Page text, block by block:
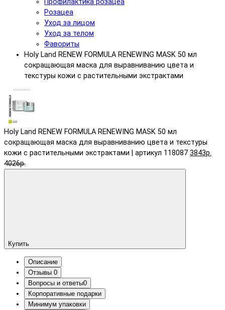
Профилактика розацеа
Розацеа
Уход за лицом
Уход за телом
Фавориты
Holy Land RENEW FORMULA RENEWING MASK 50 мл
сокращающая маска для выравниванию цвета и
текстуры кожи с растительными экстрактами
Holy Land RENEW FORMULA RENEWING MASK 50 мл
сокращающая маска для выравниванию цвета и текстуры
кожи с растительными экстрактами | артикул 118087 3843р.
4026р.
Купить
Описание
Отзывы 0
Вопросы и ответы0
Корпоративные подарки
Минимум упаковки